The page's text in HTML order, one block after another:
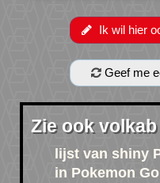
Ik wil hier
Geef me
Zie ook volkab
lijst van shiny
in Pokemon Go